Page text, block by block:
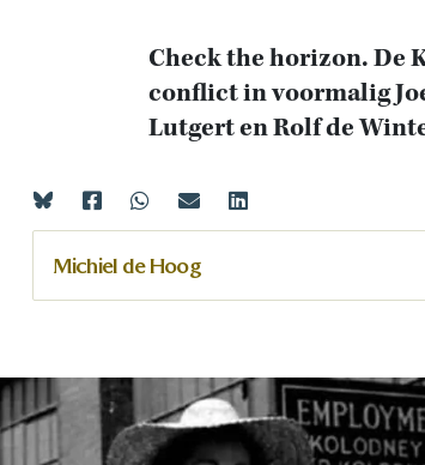
Check the horizon. De
conflict in voormalig
Lutgert en Rolf de
Michiel de Hoog